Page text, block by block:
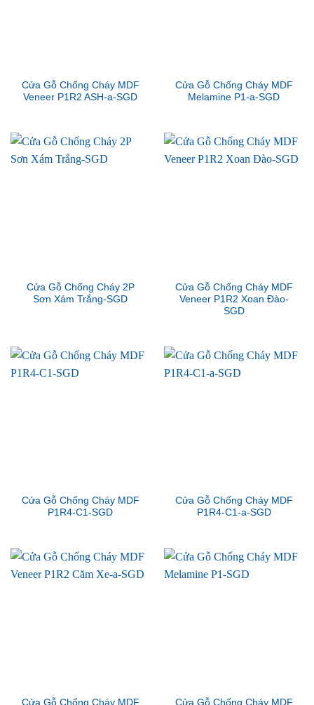
Cửa Gỗ Chống Cháy MDF
Veneer P1R2 ASH-a-SGD
Cửa Gỗ Chống Cháy MDF
Melamine P1-a-SGD
Cửa Gỗ Chống Cháy 2P
Sơn Xám Trắng-SGD
Cửa Gỗ Chống Cháy MDF
Veneer P1R2 Xoan Đào-
SGD
Cửa Gỗ Chống Cháy MDF
P1R4-C1-SGD
Cửa Gỗ Chống Cháy MDF
P1R4-C1-a-SGD
Cửa Gỗ Chống Cháy MDF Cửa Gỗ Chống Cháy MDF